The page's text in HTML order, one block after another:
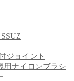
ジョイント
用ナイロンブラシ